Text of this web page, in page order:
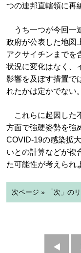
つの連邦直轄領に再
うち一つが今回一
政府が公表した地図
アクサイチンまでを
状況に変化はなく、
影響を及ぼす措置で
れたかは定かでない。
これらに起因した
方面で強硬姿勢を強
COVID-19の感染拡
いとの計算などが複
た可能性が考えら
次ページ » 「次」の